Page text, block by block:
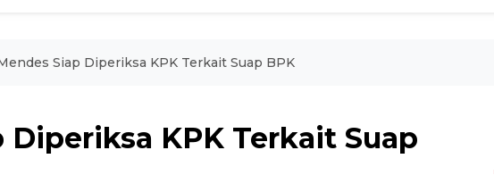
Siap Diperiksa KPK Terkait Suap BPK
Diperiksa KPK Terkait Suap